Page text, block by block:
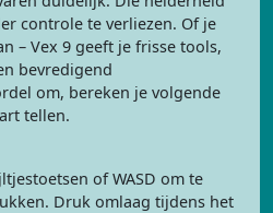
controle te verliezen. Of je
– Vex 9 geeft je frisse tools,
bevredigend
om, bereken je volgende
tellen.
of WASD om te
Druk omlaag tijdens het